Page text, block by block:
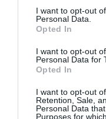
consent section.
I want to opt-out
Personal Data.
Opted In
I want to opt-out
Personal Data for
Opted In
I want to opt-out
Retention, Sale,
Personal Data
Purposes for
ΕΛΛΑΔΑ